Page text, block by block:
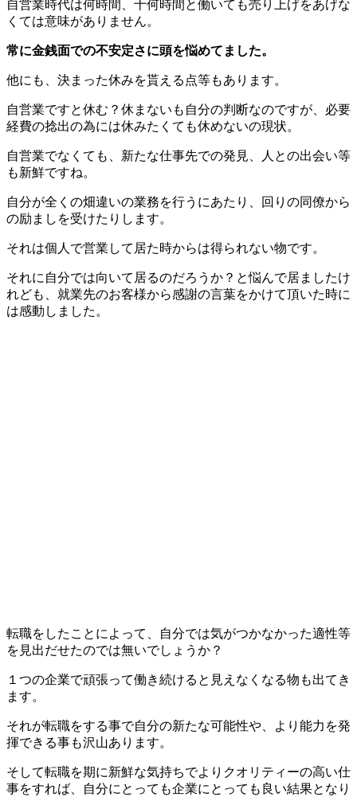
自営業時代は何時間、十何時間と働いても売り上げをあげな
くては意味がありません。
常に金銭面での不安定さに頭を悩めてました。
他にも、決まった休みを貰える点等もあります。
自営業ですと休む？休まないも自分の判断なのですが、必要
経費の捻出の為には休みたくても休めないの現状。
自営業でなくても、新たな仕事先での発見、人との出会い等
も新鮮ですね。
自分が全くの畑違いの業務を行うにあたり、回りの同僚から
の励ましを受けたりします。
それは個人で営業して居た時からは得られない物です。
それに自分では向いて居るのだろうか？と悩んで居ましたけ
れども、就業先のお客様から感謝の言葉をかけて頂いた時に
は感動しました。
転職をしたことによって、自分では気がつかなかった適性等
を見出だせたのでは無いでしょうか？
１つの企業で頑張って働き続けると見えなくなる物も出てき
ます。
それが転職をする事で自分の新たな可能性や、より能力を発
揮できる事も沢山あります。
そして転職を期に新鮮な気持ちでよりクオリティーの高い仕
事をすれば、自分にとっても企業にとっても良い結果となり